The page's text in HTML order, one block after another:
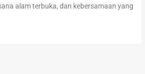
alam terbuka, dan kebersamaan yang